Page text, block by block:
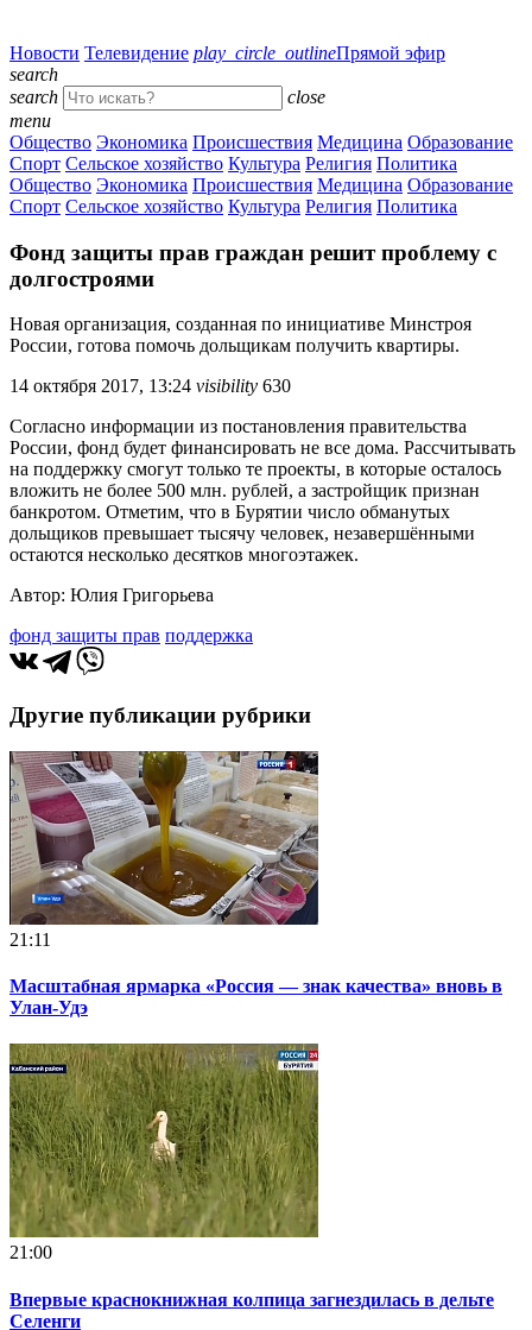
Новости Телевидение play_circle_outlineПрямой эфир
search
search
close
menu
Общество Экономика Происшествия Медицина Образование
Спорт Сельское хозяйство Культура Религия Политика
Общество Экономика Происшествия Медицина Образование
Спорт Сельское хозяйство Культура Религия Политика
Фонд защиты прав граждан решит проблему с
долгостроями
Новая организация, созданная по инициативе Минстроя
России, готова помочь дольщикам получить квартиры.
14 октября 2017, 13:24 visibility 630
Согласно информации из постановления правительства
России, фонд будет финансировать не все дома. Рассчитывать
на поддержку смогут только те проекты, в которые осталось
вложить не более 500 млн. рублей, а застройщик признан
банкротом. Отметим, что в Бурятии число обманутых
дольщиков превышает тысячу человек, незавершёнными
остаются несколько десятков многоэтажек.
Автор: Юлия Григорьева
фонд защиты прав поддержка
Другие публикации рубрики
21:11
Масштабная ярмарка «Россия — знак качества» вновь в
Улан-Удэ
21:00
Впервые краснокнижная колпица загнездилась в дельте
Селенги